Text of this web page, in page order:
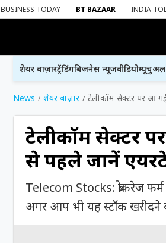
BUSINESS TODAY BT BAZAAR INDIA
शेयर बाज़ारट्रेंडिंगबिजनेस न्यूजवीडियो
News शेयर बाज़ार टेलीकॉम सेक्टर पर आ गई
टेलीकॉम सेक्टर
से पहले जानें
Telecom Stocks: ब्रोकरेज
अगर आप भी यह स्टॉक खरीदने